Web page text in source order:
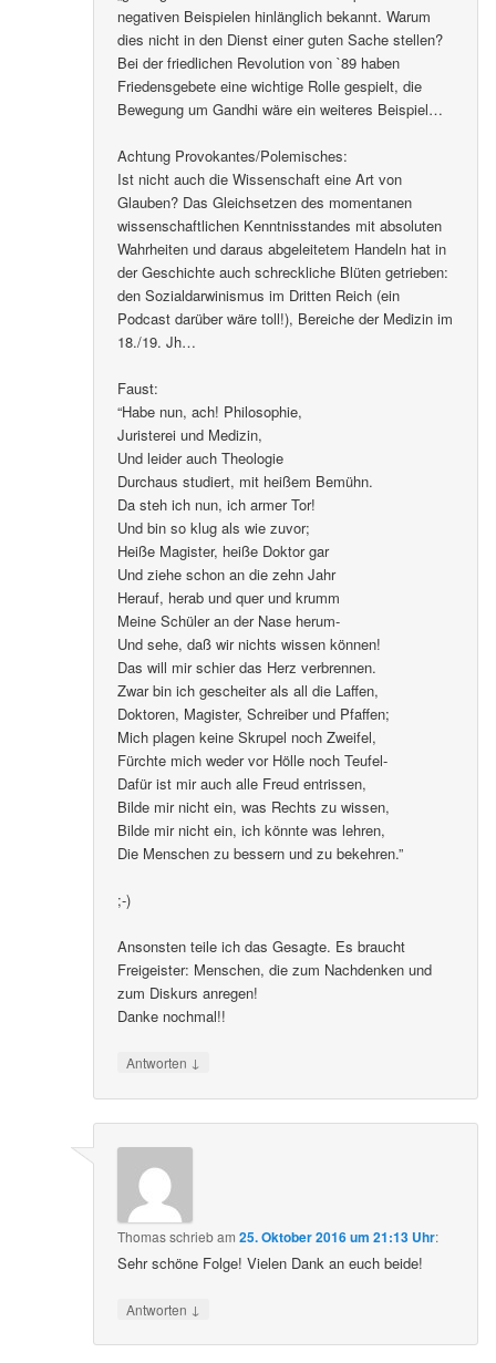
negativen Beispielen hinlänglich bekannt. Warum
dies nicht in den Dienst einer guten Sache stellen?
Bei der friedlichen Revolution von `89 haben
Friedensgebete eine wichtige Rolle gespielt, die
Bewegung um Gandhi wäre ein weiteres Beispiel…
Achtung Provokantes/Polemisches:
Ist nicht auch die Wissenschaft eine Art von
Glauben? Das Gleichsetzen des momentanen
wissenschaftlichen Kenntnisstandes mit absoluten
Wahrheiten und daraus abgeleitetem Handeln hat in
der Geschichte auch schreckliche Blüten getrieben:
den Sozialdarwinismus im Dritten Reich (ein
Podcast darüber wäre toll!), Bereiche der Medizin im
18./19. Jh…
Faust:
“Habe nun, ach! Philosophie,
Juristerei und Medizin,
Und leider auch Theologie
Durchaus studiert, mit heißem Bemühn.
Da steh ich nun, ich armer Tor!
Und bin so klug als wie zuvor;
Heiße Magister, heiße Doktor gar
Und ziehe schon an die zehn Jahr
Herauf, herab und quer und krumm
Meine Schüler an der Nase herum-
Und sehe, daß wir nichts wissen können!
Das will mir schier das Herz verbrennen.
Zwar bin ich gescheiter als all die Laffen,
Doktoren, Magister, Schreiber und Pfaffen;
Mich plagen keine Skrupel noch Zweifel,
Fürchte mich weder vor Hölle noch Teufel-
Dafür ist mir auch alle Freud entrissen,
Bilde mir nicht ein, was Rechts zu wissen,
Bilde mir nicht ein, ich könnte was lehren,
Die Menschen zu bessern und zu bekehren.”
;-)
Ansonsten teile ich das Gesagte. Es braucht
Freigeister: Menschen, die zum Nachdenken und
zum Diskurs anregen!
Danke nochmal!!
Antworten ↓
Thomasschriebam25. Oktober 2016 um 21:13 Uhr:
Sehr schöne Folge! Vielen Dank an euch beide!
Antworten ↓